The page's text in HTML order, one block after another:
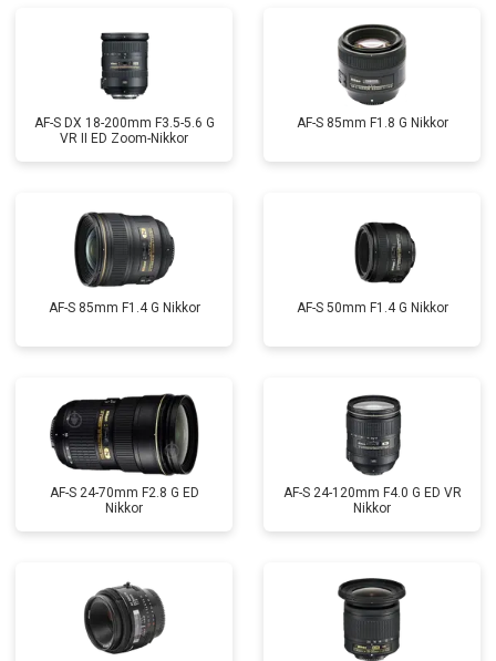
AF-S DX 18-200mm F3.5-5.6 G
VR II ED Zoom-Nikkor
AF-S 85mm F1.8 G Nikkor
AF-S 85mm F1.4 G Nikkor AF-S 50mm F1.4 G Nikkor
AF-S 24-70mm F2.8 G ED
Nikkor
AF-S 24-120mm F4.0 G ED VR
Nikkor